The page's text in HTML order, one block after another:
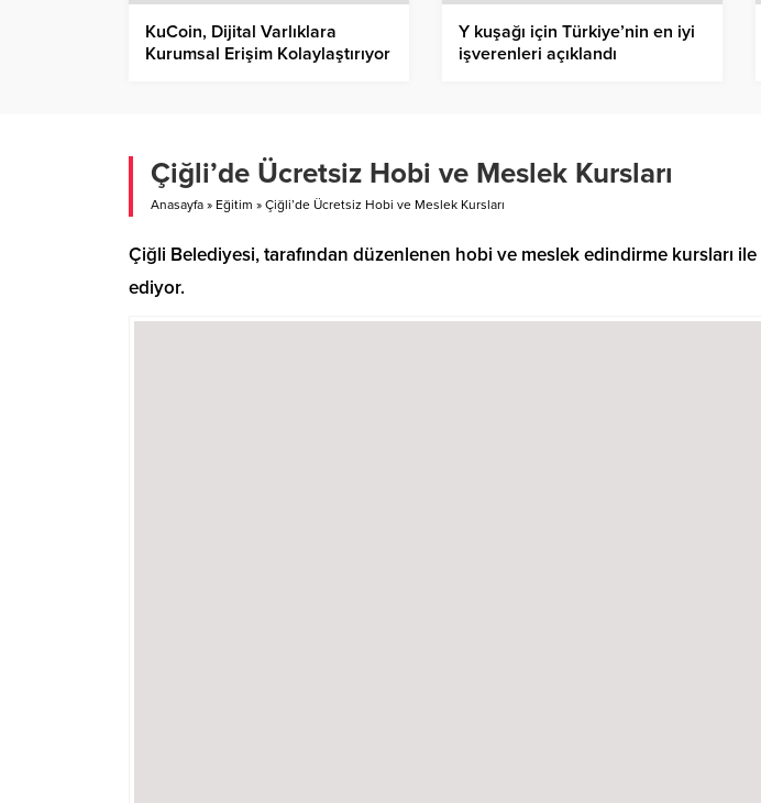
KuCoin, Dijital Varlıklara
Kurumsal Erişim Kolaylaştırıyor
Y kuşağı için Türkiye’nin en iyi
işverenleri açıklandı
Çiğli’de Ücretsiz Hobi ve Meslek Kursları
Anasayfa » Eğitim » Çiğli’de Ücretsiz Hobi ve Meslek Kursları
Çiğli Belediyesi, tarafından düzenlenen hobi ve meslek edindirme kursları
ediyor.